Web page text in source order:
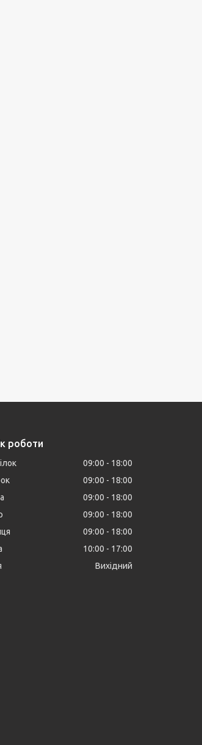
роботи
09:00
18:00
09:00
18:00
09:00
18:00
09:00
18:00
09:00
18:00
10:00
17:00
Вихідний